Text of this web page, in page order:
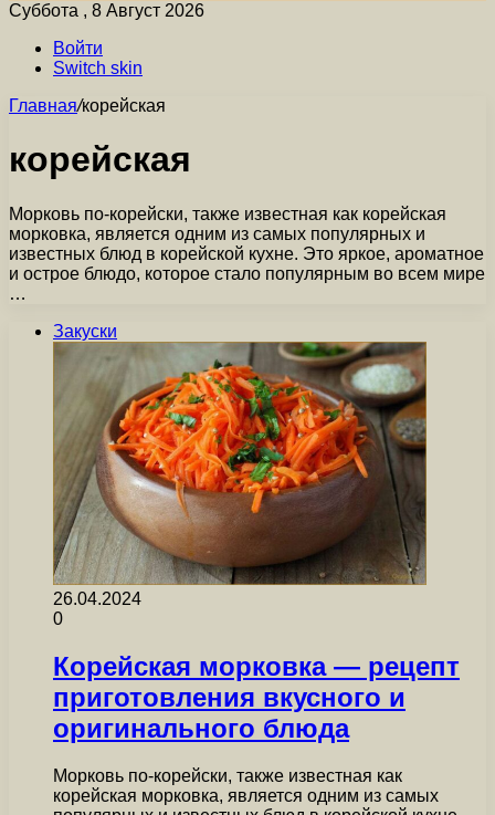
Суббота , 8 Август 2026
Войти
Switch skin
Главная/корейская
корейская
Морковь по-корейски, также известная как корейская
морковка, является одним из самых популярных и
известных блюд в корейской кухне. Это яркое, ароматное
и острое блюдо, которое стало популярным во всем мире
…
Закуски
26.04.2024
0
Корейская морковка — рецепт
приготовления вкусного и
оригинального блюда
Морковь по-корейски, также известная как
корейская морковка, является одним из самых